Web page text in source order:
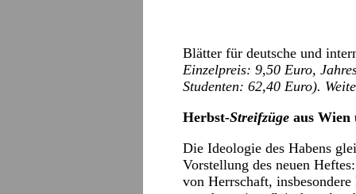
Blätter für deutsche und
Einzelpreis: 9,50 Euro,
Studenten: 62,40 Euro).
Herbst-Streifzüge aus Wien
Die Ideologie des Habens
Vorstellung des neuen
von Herrschaft,